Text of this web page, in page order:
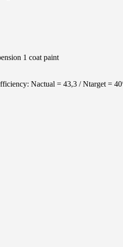
1 coat paint
Nactual = 43,3 / Ntarget =